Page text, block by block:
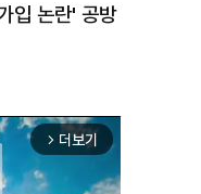
입 논란' 공방
arrow_forward_ios 더보기